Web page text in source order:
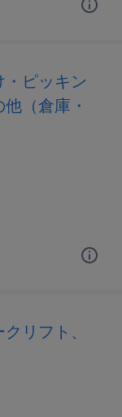
ピッキン
（倉庫・
リフト、